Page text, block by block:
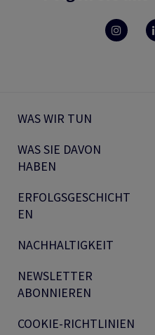
WAS WIR TUN
WAS SIE DAVON
HABEN
ERFOLGSGESCHICHT
EN
NACHHALTIGKEIT
NEWSLETTER
ABONNIEREN
COOKIE-RICHTLINIEN